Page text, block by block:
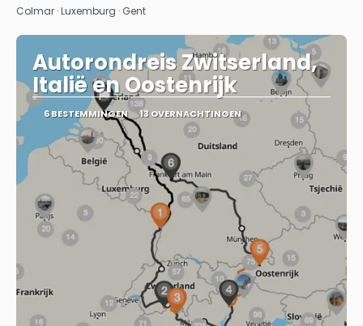
Colmar · Luxemburg · Gent
Autorondreis Zwitserland,
Italië en Oostenrijk
6 BESTEMMINGEN 13 OVERNACHTINGEN